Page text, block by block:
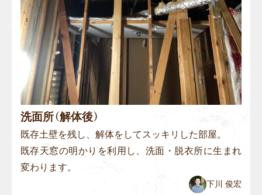
洗面所（解体後）
既存土壁を残し、解体をしてスッキリした部屋。
既存天窓の明かりを利用し、洗面・脱衣所に生まれ
変わります。
下川 俊宏